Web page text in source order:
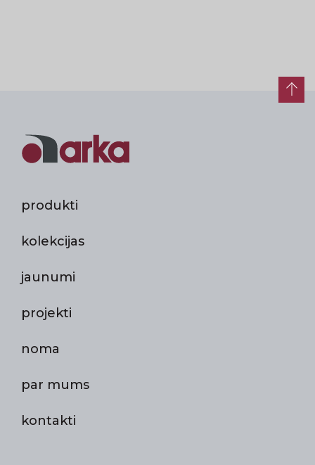
produkti
kolekcijas
jaunumi
projekti
noma
par mums
kontakti